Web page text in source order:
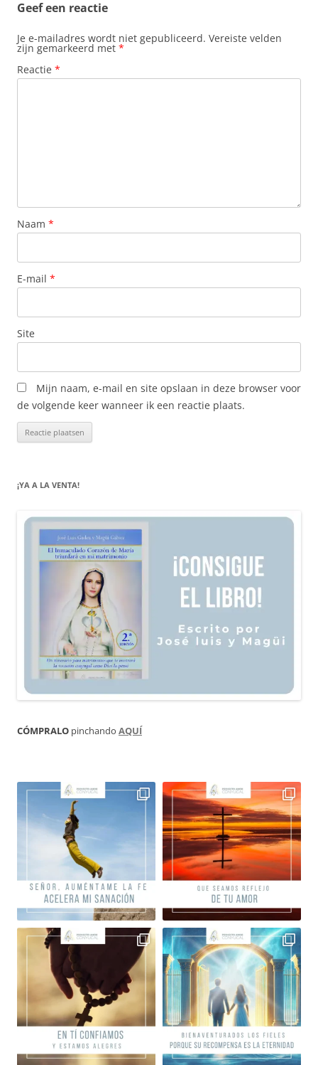
Geef een reactie
Je e-mailadres wordt niet gepubliceerd. Vereiste velden
zijn gemarkeerd met *
Reactie *
Naam *
E-mail *
Site
Mijn naam, e-mail en site opslaan in deze browser voor
de volgende keer wanneer ik een reactie plaats.
¡YA A LA VENTA!
CÓMPRALO pinchando AQUÍ